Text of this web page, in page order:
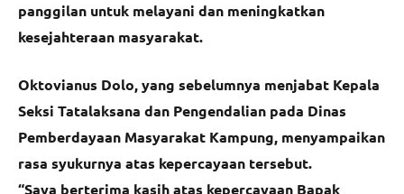
panggilan untuk melayani dan meningkatkan
kesejahteraan masyarakat.
Oktovianus Dolo, yang sebelumnya menjabat Kepala
Seksi Tatalaksana dan Pengendalian pada Dinas
Pemberdayaan Masyarakat Kampung, menyampaikan
rasa syukurnya atas kepercayaan tersebut.
“Saya berterima kasih atas kepercayaan Bapak